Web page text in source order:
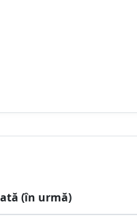
(în urmă)